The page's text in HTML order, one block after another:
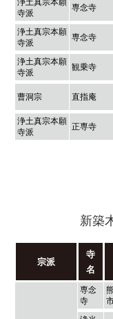
寺派
専念寺
浄土真宗本願
寺派
専念寺
浄土真宗本願
寺派
観乗寺
曹洞宗 直指庵
浄土真宗本願
寺派
正専寺
新築
宗派
寺
名
専念
寺